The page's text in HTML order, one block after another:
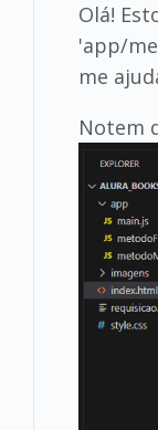
Olá!
'app/
me
Notem